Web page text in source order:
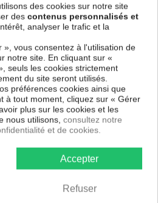
le tableau immédiatement
la chambre à coucher et la chambre
et modernes constituent un
une nouvelle touche à vos
goût.
des cookies sur notre site
des contenus personnalisés et
analyser le trafic et la
», vous consentez à l'utilisation de
notre site. En cliquant sur «
seuls les cookies strictement
du site seront utilisés.
préférences cookies ainsi que
à tout moment, cliquez sur « Gérer
plus sur les cookies et les
nous utilisons, consultez notre
et de cookies.
Accepter
Refuser